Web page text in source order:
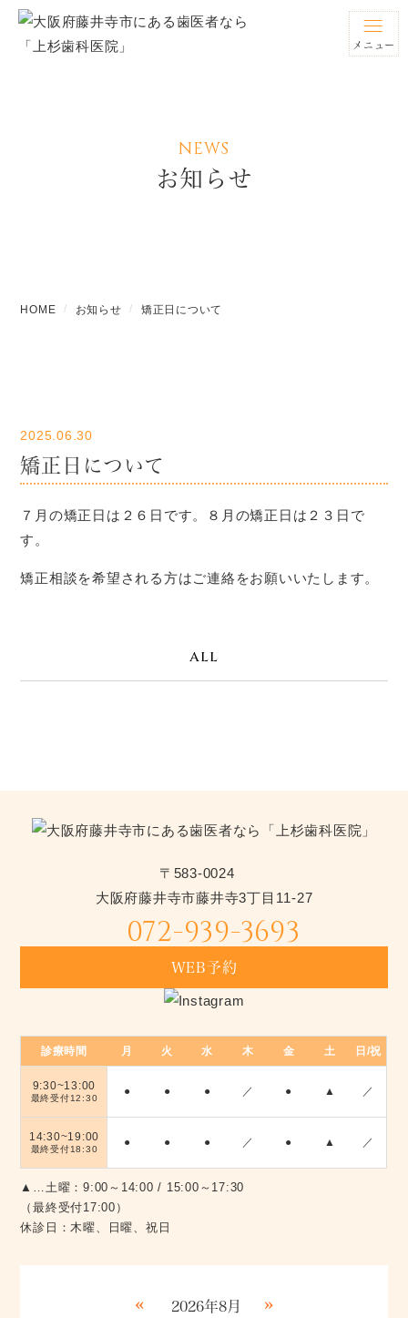
メニュー
NEWS
お知らせ
HOME お知らせ 矯正日について
2025.06.30
矯正日について
７月の矯正日は２６日です。８月の矯正日は２３日で
す。
矯正相談を希望される方はご連絡をお願いいたします。
ALL
初めての方へ
アクセス/診療時間
LINEでもご予約で
きます
〒583-0024
大阪府藤井寺市藤井寺3丁目11-27
072-939-3693
WEB予約
診療時間 月 火 水 木 金 土 日/祝
9:30~13:00
最終受付12:30
● ● ● ／ ● ▲ ／
14:30~19:00
最終受付18:30
● ● ● ／ ● ▲ ／
▲…土曜：9:00～14:00 / 15:00～17:30
（最終受付17:00）
休診日：木曜、日曜、祝日
« 2026年8月 »